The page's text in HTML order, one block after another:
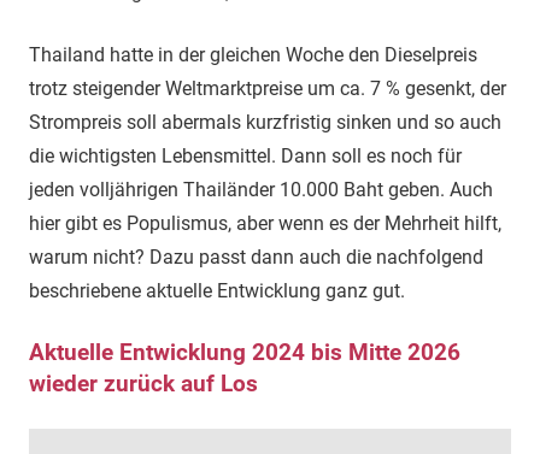
Thailand hatte in der gleichen Woche den Dieselpreis
trotz steigender Weltmarktpreise um ca. 7 % gesenkt, der
Strompreis soll abermals kurzfristig sinken und so auch
die wichtigsten Lebensmittel. Dann soll es noch für
jeden volljährigen Thailänder 10.000 Baht geben. Auch
hier gibt es Populismus, aber wenn es der Mehrheit hilft,
warum nicht? Dazu passt dann auch die nachfolgend
beschriebene aktuelle Entwicklung ganz gut.
Aktuelle Entwicklung 2024 bis Mitte 2026
wieder zurück auf Los